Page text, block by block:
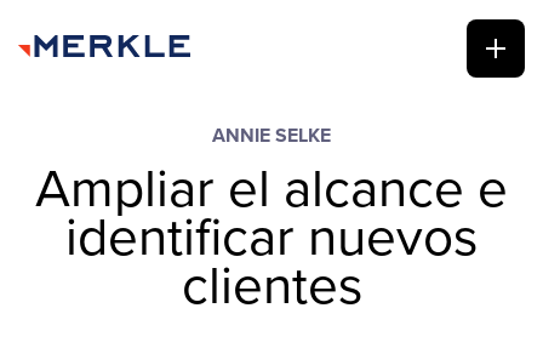
ANNIE SELKE
Ampliar el alcance e
identificar nuevos
clientes